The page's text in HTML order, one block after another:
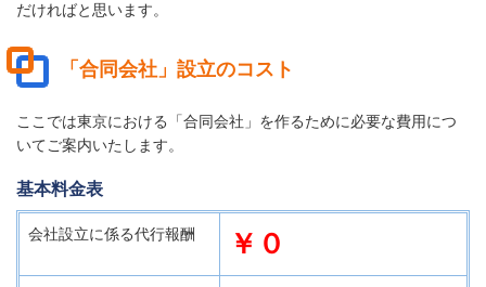
だければと思います。
「合同会社」設立のコスト
ここでは東京における「合同会社」を作るために必要な費用につ
いてご案内いたします。
基本料金表
会社設立に係る代行報酬 ￥０